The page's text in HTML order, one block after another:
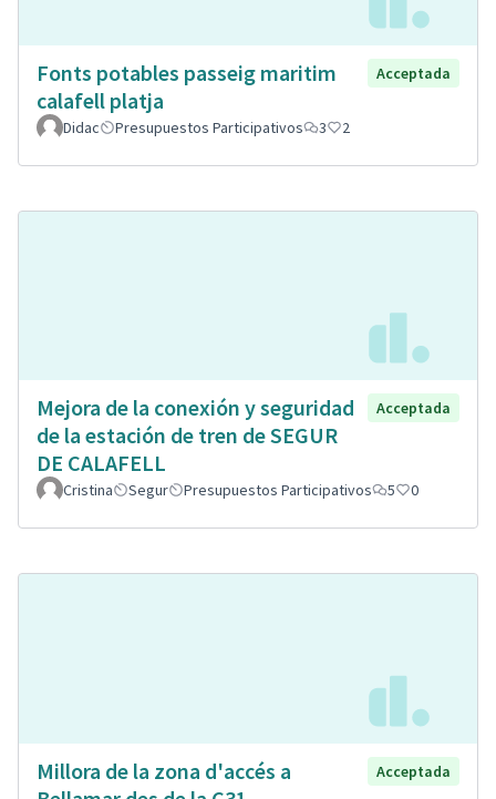
Fonts potables passeig maritim
calafell platja
Acceptada
Didac Presupuestos Participativos 3 2
Mejora de la conexión y seguridad
de la estación de tren de SEGUR
DE CALAFELL
Acceptada
Cristina Segur Presupuestos Participativos 5 0
Millora de la zona d'accés a
Acceptada